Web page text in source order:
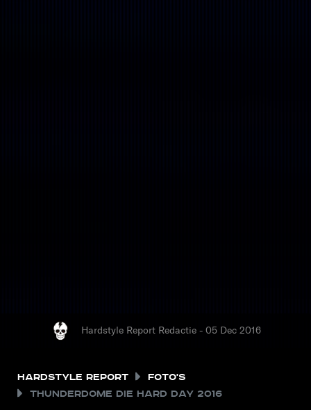
Hardstyle Report Redactie - 05 Dec 2016
Hardstyle Report
Foto's
Thunderdome Die Hard Day 2016